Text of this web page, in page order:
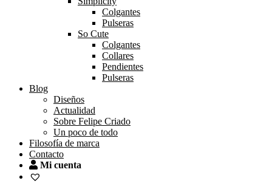
Colgantes
Pulseras
So Cute
Colgantes
Collares
Pendientes
Pulseras
Blog
Diseños
Actualidad
Sobre Felipe Criado
Un poco de todo
Filosofía de marca
Contacto
Mi cuenta